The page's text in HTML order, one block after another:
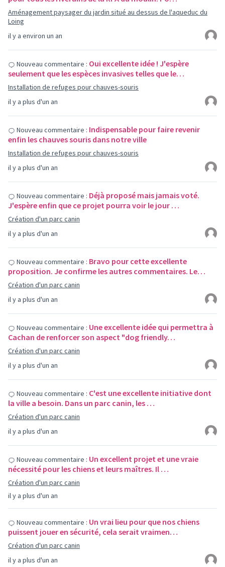
il y a environ un an
Aménagement paysager du jardin situé au dessus de l'aqueduc du
Loing
il y a plus d'un an
Nouveau commentaire : Oui excellente idée ! J'espère
seulement que les espèces invasives telles que le…
Installation de refuges pour chauves-souris
il y a plus d'un an
Nouveau commentaire : Indispensable pour faire revenir
enfin les chauves souris dans notre ville
Installation de refuges pour chauves-souris
il y a plus d'un an
Nouveau commentaire : Déjà proposé mais jamais voté.
J'espère enfin que ce projet pourra voir le jour …
Création d'un parc canin
il y a plus d'un an
Nouveau commentaire : Bravo pour cette excellente
proposition. Je confirme les autres commentaires. Le…
Création d'un parc canin
il y a plus d'un an
Nouveau commentaire : Une excellente idée qui permettra à
Cachan de renforcer son aspect "dog friendly…
Création d'un parc canin
il y a plus d'un an
Nouveau commentaire : C'est une excellente initiative dont
la ville a besoin. Dans un parc canin, les …
Création d'un parc canin
il y a plus d'un an
Nouveau commentaire : Un excellent projet et une vraie
nécessité pour les chiens et leurs maîtres. Il …
Création d'un parc canin
il y a plus d'un an
Nouveau commentaire : Un vrai lieu pour que nos chiens
puissent jouer en sécurité, cela serait vraimen…
Création d'un parc canin